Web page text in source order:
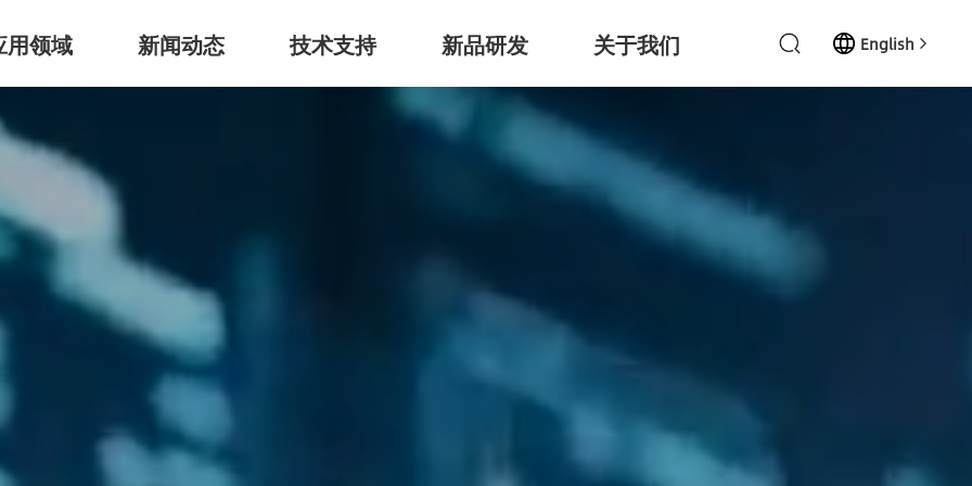
用领域 新闻动态 技术支持 新品研发 关于我们 English